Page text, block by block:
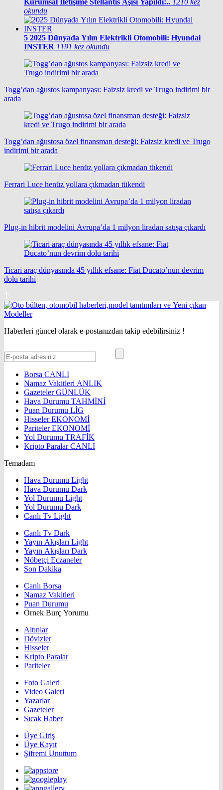
Kurumsal İletişime Stellantis Aşısı Yapıldı!.. 1210 kez
okundu
5 2025 Dünyada Yılın Elektrikli Otomobili: Hyundai
INSTER 1191 kez okundu
Togg’dan ağustos kampanyası: Faizsiz kredi ve Trugo indirimi bir
arada
Togg’dan ağustosa özel finansman desteği: Faizsiz kredi ve Trugo
indirimi bir arada
Ferrari Luce henüz yollara çıkmadan tükendi
Plug-in hibrit modelini Avrupa’da 1 milyon liradan satışa çıkardı
Ticari araç dünyasında 45 yıllık efsane: Fiat Ducato’nun devrim
dolu tarihi
Haberleri güncel olarak e-postanızdan takip edebilirsiniz !
Borsa CANLI
Namaz Vakitleri ANLIK
GazetelerGÜNLÜK
Hava Durumu TAHMİNİ
Puan Durumu LİG
HisselerEKONOMİ
ParitelerEKONOMİ
Yol Durumu TRAFİK
Kripto ParalarCANLI
Temadam
Hava Durumu Light
Hava Durumu Dark
Yol Durumu Light
Yol Durumu Dark
Canlı Tv Light
Canlı Tv Dark
Yayın Akışları Light
Yayın Akışları Dark
Nöbetçi Eczaneler
Son Dakika
Canlı Borsa
Namaz Vakitleri
Puan Durumu
Örnek Burç Yorumu
Altınlar
Dövizler
Hisseler
Kripto Paralar
Pariteler
Foto Galeri
Video Galeri
Yazarlar
Gazeteler
Sıcak Haber
Üye Giriş
Üye Kayıt
Şifremi Unuttum